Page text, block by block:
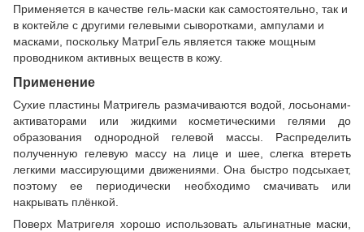
Применяется в качестве гель-маски как самостоятельно, так и
в коктейле с другими гелевыми сыворотками, ампулами и
масками, поскольку МатриГель является также мощным
проводником активных веществ в кожу.
Применение
Сухие пластины Матригель размачиваются водой, лосьонами-
активаторами или жидкими косметическими гелями до
образования однородной гелевой массы. Распределить
полученную гелевую массу на лице и шее, слегка втереть
легкими массирующими движениями. Она быстро подсыхает,
поэтому ее периодически необходимо смачивать или
накрывать плёнкой.
Поверх Матригеля хорошо использовать альгинатные маски,